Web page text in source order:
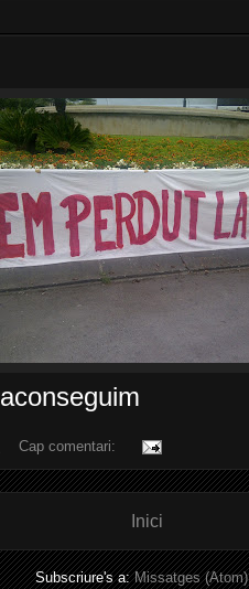
aconseguim
Cap comentari:
Inici
Subscriure's a:Missatges (Atom)